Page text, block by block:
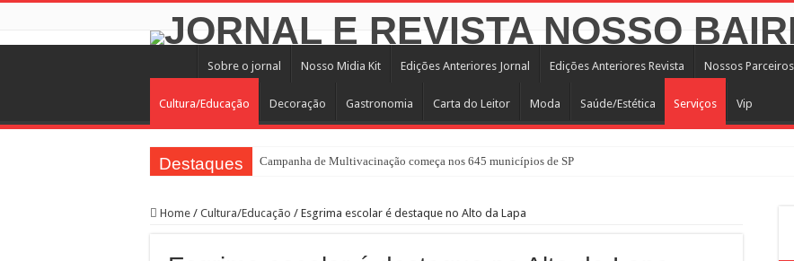
Sobre o jornal Nosso Midia Kit Edições Anteriores Jornal Edições Anteriores Revista Nossos Parceiros
Cultura/Educação Decoração Gastronomia Carta do Leitor Moda Saúde/Estética Serviços Vip
Destaques Campanha de Multivacinação começa nos 645 municípios de SP
Home / Cultura/Educação / Esgrima escolar é destaque no Alto da Lapa